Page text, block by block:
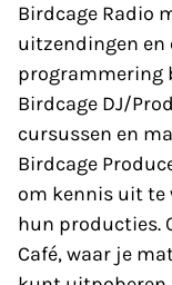
Birdcage Radio
uitzendingen
programmering
Birdcage DJ/
cursussen en
Birdcage
om kennis uit te
hun producties.
Café, waar je